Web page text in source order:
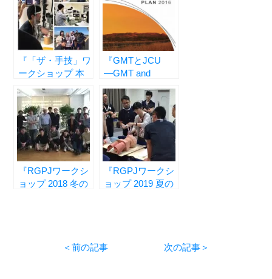
『「ザ・手技」ワ
ークショップ 本
Workshop Has
Begun―』
『GMTとJCU
―GMT and
『RGPJワークシ
ョップ 2018 冬の
『RGPJワークシ
ョップ 2019 夏の
＜前の記事 次の記事＞